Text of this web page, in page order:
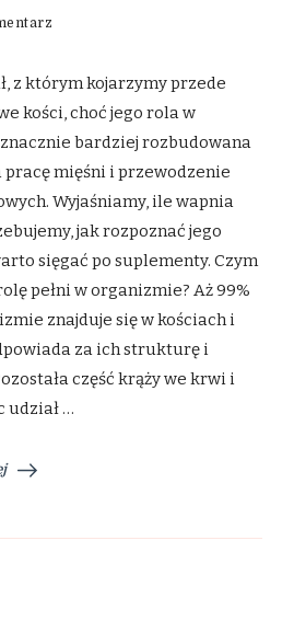
w
diecie
–
budowa
kości,
najlepsze
i
zasady
z którym kojarzymy przede
kości, choć jego rola w
bardziej rozbudowana
pracę mięśni i przewodzenie
Wyjaśniamy, ile wapnia
jak rozpoznać jego
sięgać po suplementy. Czym
pełni w organizmie? Aż 99%
znajduje się w kościach i
za ich strukturę i
część krąży we krwi i
udział …